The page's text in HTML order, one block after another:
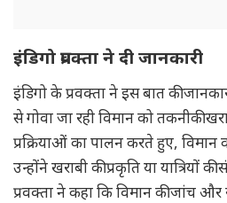
इंडिगो प्रवक्ता ने दी जानकारी
इंडिगो के प्रवक्ता ने इस बात की
से गोवा जा रही विमान को तकनीकी
प्रक्रियाओं का पालन करते हुए, विमान
उन्होंने खराबी की प्रकृति या यात्रियों
प्रवक्ता ने कहा कि विमान की जांच